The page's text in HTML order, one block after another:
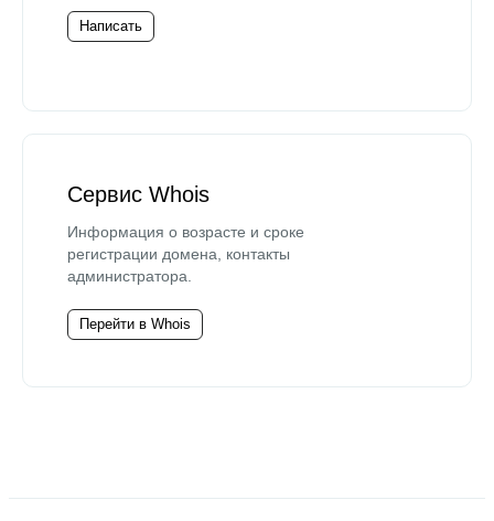
Написать
Сервис Whois
Информация о возрасте и сроке
регистрации домена, контакты
администратора.
Перейти в Whois